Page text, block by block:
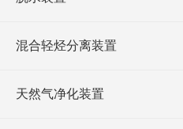
混合轻烃分离装置
天然气净化装置